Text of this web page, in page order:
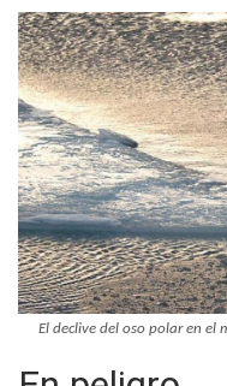
El declive del oso polar en el